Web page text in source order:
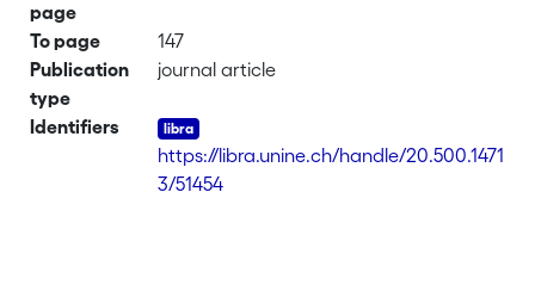
page
To page
147
Publication
type
journal article
Identifiers
https://libra.unine.ch/handle/20.500.1471
3/51454